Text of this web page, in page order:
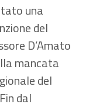
una
del
D’Amato
mancata
del
dal